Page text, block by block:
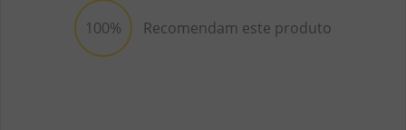
100% Recomendam este produto